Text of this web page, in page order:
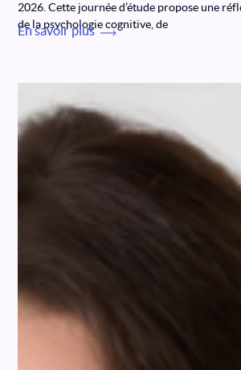
2026. Cette journée d’étude propose une
de la psychologie cognitive, de
En savoir plus